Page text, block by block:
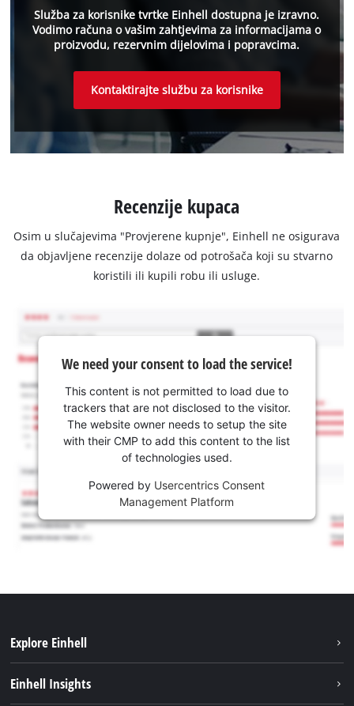
Služba za korisnike tvrtke Einhell dostupna je izravno.
Vodimo računa o vašim zahtjevima za informacijama o
proizvodu, rezervnim dijelovima i popravcima.
Kontaktirajte službu za korisnike
Recenzije kupaca
Osim u slučajevima "Provjerene kupnje", Einhell ne osigurava
da objavljene recenzije dolaze od potrošača koji su stvarno
koristili ili kupili robu ili usluge.
We need your consent to load the service!
This content is not permitted to load due to
trackers that are not disclosed to the visitor.
The website owner needs to setup the site
with their CMP to add this content to the list
of technologies used.
Powered by Usercentrics Consent
Management Platform
Explore Einhell
Einhell Insights